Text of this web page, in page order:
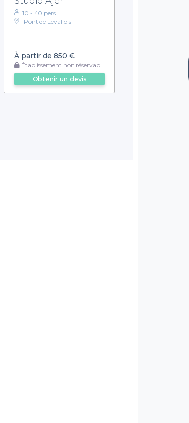
10 - 40 pers.
Pont de Levallois
À partir de 850 €
Établissement non réservable
Obtenir un devis